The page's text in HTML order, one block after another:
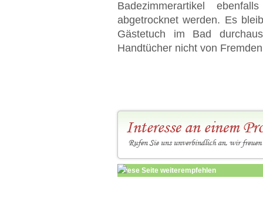
Badezimmerartikel
abgetrocknet werden. Es
Gästetuch im Bad
Handtücher nicht von
Diese Seite weiterempfehlen